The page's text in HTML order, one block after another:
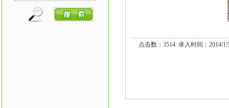
点击数：3514 录入时间：2014/1/